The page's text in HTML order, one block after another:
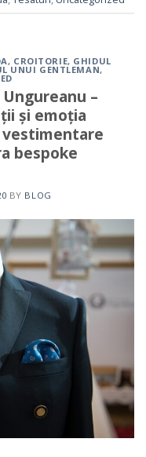
, CROITORIE, GHIDUL
UNUI GENTLEMAN,
–
și emoția
bespoke
BY BLOG